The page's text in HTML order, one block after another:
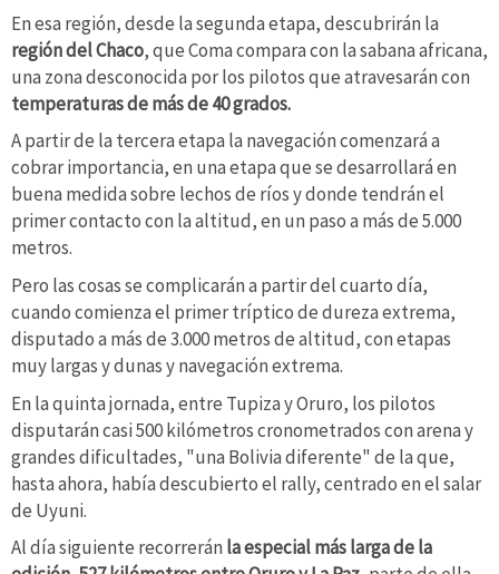
En esa región, desde la segunda etapa, descubrirán la
región del Chaco, que Coma compara con la sabana africana,
una zona desconocida por los pilotos que atravesarán con
temperaturas de más de 40 grados.
A partir de la tercera etapa la navegación comenzará a
cobrar importancia, en una etapa que se desarrollará en
buena medida sobre lechos de ríos y donde tendrán el
primer contacto con la altitud, en un paso a más de 5.000
metros.
Pero las cosas se complicarán a partir del cuarto día,
cuando comienza el primer tríptico de dureza extrema,
disputado a más de 3.000 metros de altitud, con etapas
muy largas y dunas y navegación extrema.
En la quinta jornada, entre Tupiza y Oruro, los pilotos
disputarán casi 500 kilómetros cronometrados con arena y
grandes dificultades, "una Bolivia diferente" de la que,
hasta ahora, había descubierto el rally, centrado en el salar
de Uyuni.
Al día siguiente recorrerán la especial más larga de la